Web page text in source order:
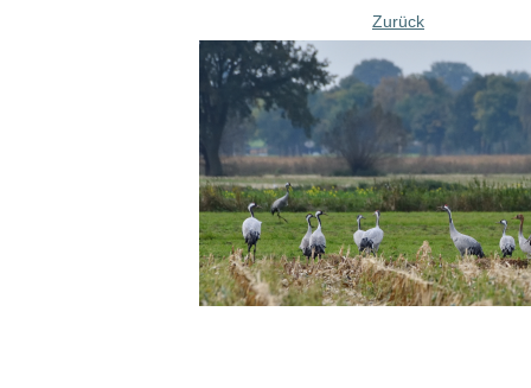
Zurück